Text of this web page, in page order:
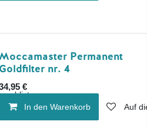
Moccamaster Permanent
Goldfilter nr. 4
€
In den Warenkorb Auf